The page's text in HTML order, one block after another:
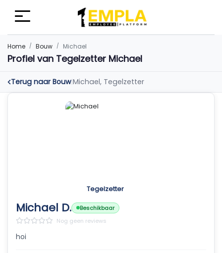
Home Bouw Michael
Profiel van Tegelzetter Michael
Terug naar Bouw|Michael, Tegelzetter
Tegelzetter
Michael D.
Beschikbaar
Nog geen reviews
hoi